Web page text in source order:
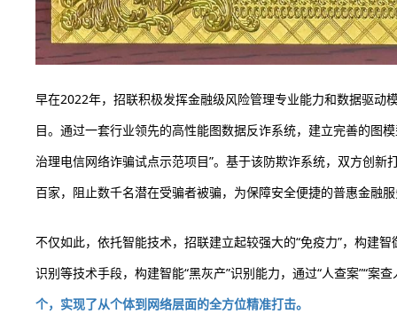
早在2022年，招联积极发挥金融级风险管理专业能力和数据驱动
目。通过一套行业领先的高性能图数据反诈系统，建立完善的图
治理电信网络诈骗试点示范项目”。基于该防欺诈系统，双方创
百家，阻止数千名潜在受骗者被骗，为保障安全便捷的普惠金融
不仅如此，依托智能技术，招联建立起较强大的“免疫力”，构建
识别等技术手段，构建智能“黑灰产”识别能力，通过“人查案”“案查
个，实现了从个体到网络层面的全方位精准打击。